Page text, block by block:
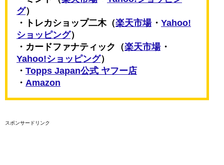
グ）
・トレカショップ二木（楽天市場 ・ Yahoo!
ショッピング）
・カードファナティック（楽天市場 ・
Yahoo!ショッピング）
・ Topps Japan公式 ヤフー店
・ Amazon
スポンサードリンク